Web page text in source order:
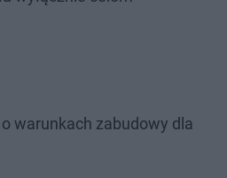
warunkach zabudowy dla